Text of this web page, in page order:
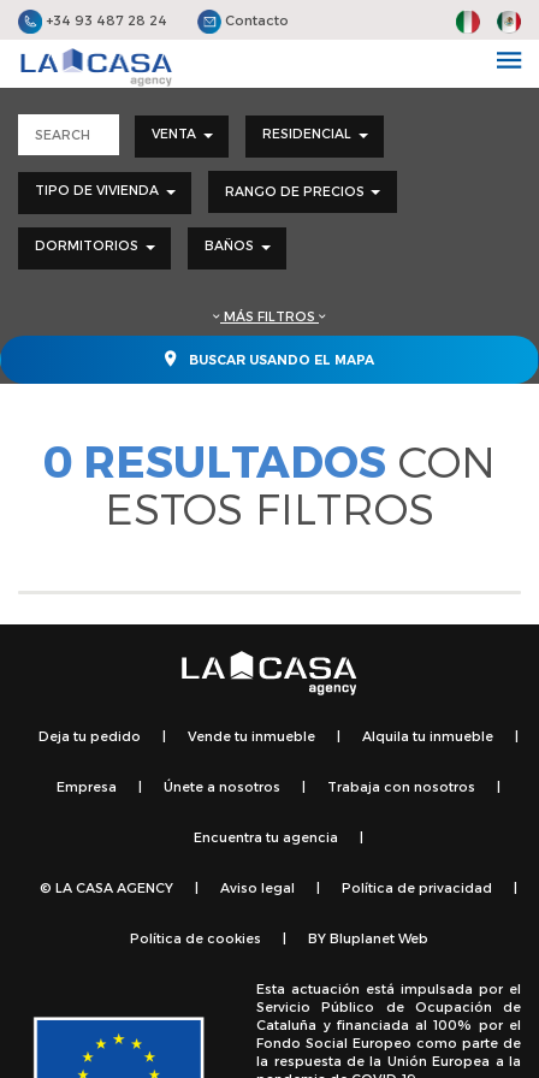
+34 93 487 28 24 Contacto
VENTA RESIDENCIAL
TIPO DE VIVIENDA RANGO DE PRECIOS
DORMITORIOS BAÑOS
MÁS FILTROS
BUSCAR USANDO EL MAPA
0 RESULTADOS CON
ESTOS FILTROS
Deja tu pedido | Vende tu inmueble | Alquila tu inmueble |
Empresa | Únete a nosotros | Trabaja con nosotros |
Encuentra tu agencia |
© LA CASA AGENCY | Aviso legal | Política de privacidad |
Política de cookies | BY Bluplanet Web
Esta actuación está impulsada por el
Servicio Público de Ocupación de
Cataluña y financiada al 100% por el
Fondo Social Europeo como parte de
la respuesta de la Unión Europea a la